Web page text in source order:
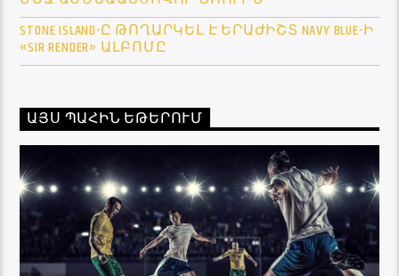
STONE ISLAND-Ը ԹՈՂԱՐԿԵԼ Է ԵՐԱԺԻՇՏ NAVY BLUE-Ի
«SIR RENDER» ԱԼԲՈՄԸ
ԱՅՍ ՊԱՀԻՆ ԵԹԵՐՈՒՄ